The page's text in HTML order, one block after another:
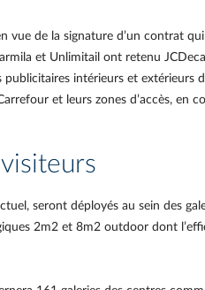
vue de la signature d’un contrat
et Unlimitail ont retenu
intérieurs et extérieurs
et leurs zones d’accès, en
seront déployés au sein des
2m2 et 8m2 outdoor dont